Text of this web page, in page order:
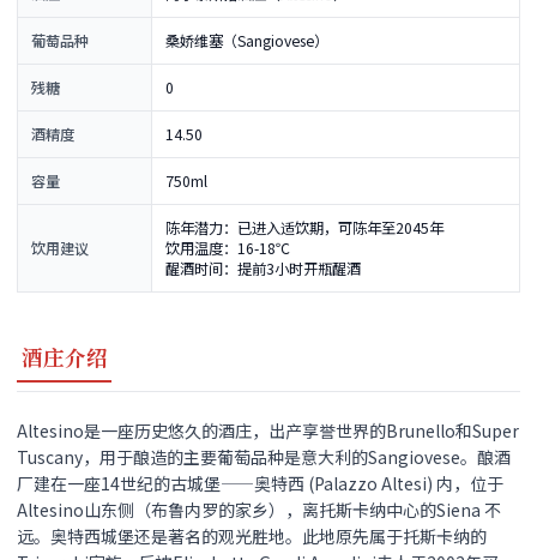
葡萄品种 桑娇维塞（Sangiovese）
残糖 0
酒精度 14.50
容量 750ml
饮用建议
陈年潜力：已进入适饮期，可陈年至2045年
饮用温度：16-18℃
醒酒时间：提前3小时开瓶醒酒
酒庄介绍
Altesino是一座历史悠久的酒庄，出产享誉世界的Brunello和Super
Tuscany，用于酿造的主要葡萄品种是意大利的Sangiovese。酿酒
厂建在一座14世纪的古城堡——奥特西 (Palazzo Altesi) 内，位于
Altesino山东侧（布鲁内罗的家乡），离托斯卡纳中心的Siena 不
远。奥特西城堡还是著名的观光胜地。此地原先属于托斯卡纳的